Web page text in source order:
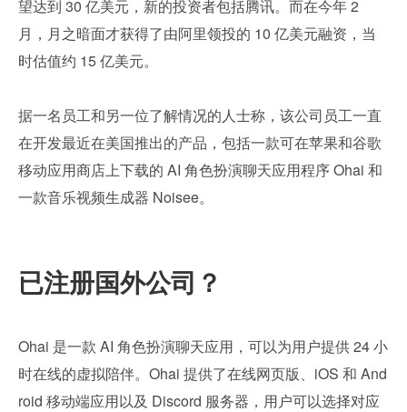
望达到 30 亿美元，新的投资者包括腾讯。而在今年 2
月，月之暗面才获得了由阿里领投的 10 亿美元融资，当
时估值约 15 亿美元。
据一名员工和另一位了解情况的人士称，该公司员工一直
在开发最近在美国推出的产品，包括一款可在苹果和谷歌
移动应用商店上下载的 AI 角色扮演聊天应用程序 Ohai 和
一款音乐视频生成器 Noisee。
已注册国外公司？
Ohai 是一款 AI 角色扮演聊天应用，可以为用户提供 24 小
时在线的虚拟陪伴。Ohai 提供了在线网页版、iOS 和 And
roid 移动端应用以及 Discord 服务器，用户可以选择对应